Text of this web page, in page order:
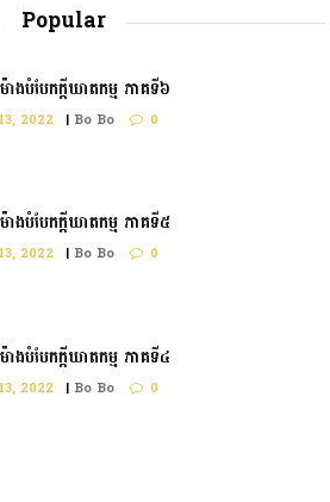
Popular
ងបំបែកក្តីឃាតកម្ម ភាគទី៦
2022 | Bo Bo 0
ងបំបែកក្ដីឃាតកម្ម ភាគទី៥
2022 | Bo Bo 0
ងបំបែកក្តីឃាតកម្ម ភាគទី៤
2022 | Bo Bo 0